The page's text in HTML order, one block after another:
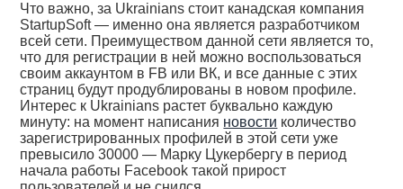
Что важно, за Ukrainians стоит канадская компания
StartupSoft — именно она является разработчиком
всей сети. Преимуществом данной сети является то,
что для регистрации в ней можно воспользоваться
своим аккаунтом в FB или ВК, и все данные с этих
страниц будут продублированы в новом профиле.
Интерес к Ukrainians растет буквально каждую
минуту: на момент написания новости количество
зарегистрированных профилей в этой сети уже
превысило 30000 — Марку Цукербергу в период
начала работы Facebook такой прирост